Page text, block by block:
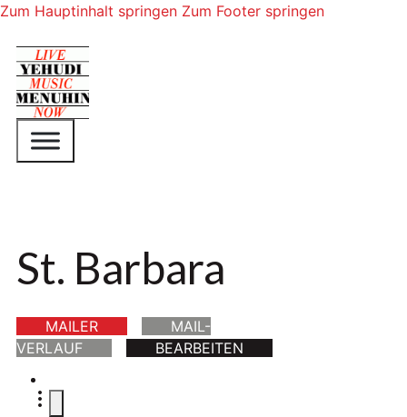
Zum Hauptinhalt springen Zum Footer springen
St. Barbara
MAILER
MAIL-
VERLAUF
BEARBEITEN